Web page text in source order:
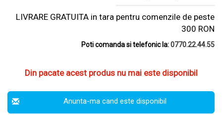
LIVRARE GRATUITA in tara pentru comenzile de peste
300 RON
Poti comanda si telefonic la:0770.22.44.55
Din pacate acest produs nu mai este disponibil
Anunta-ma cand este disponibil